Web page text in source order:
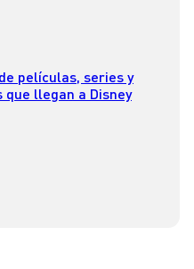
películas, series y
que llegan a Disney